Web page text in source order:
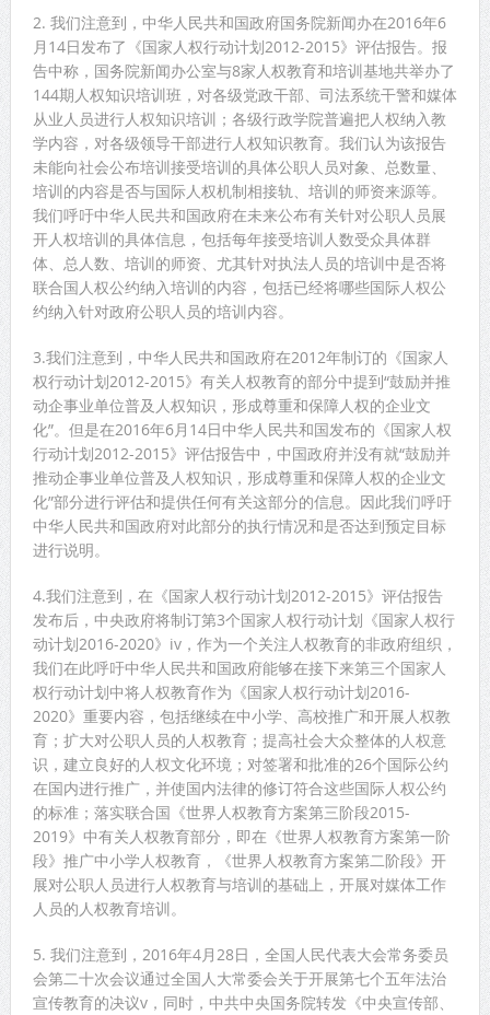
2. 我们注意到，中华人民共和国政府国务院新闻办在2016年6
月14日发布了《国家人权行动计划2012-2015》评估报告。报
告中称，国务院新闻办公室与8家人权教育和培训基地共举办了
144期人权知识培训班，对各级党政干部、司法系统干警和媒体
从业人员进行人权知识培训；各级行政学院普遍把人权纳入教
学内容，对各级领导干部进行人权知识教育。我们认为该报告
未能向社会公布培训接受培训的具体公职人员对象、总数量、
培训的内容是否与国际人权机制相接轨、培训的师资来源等。
我们呼吁中华人民共和国政府在未来公布有关针对公职人员展
开人权培训的具体信息，包括每年接受培训人数受众具体群
体、总人数、培训的师资、尤其针对执法人员的培训中是否将
联合国人权公约纳入培训的内容，包括已经将哪些国际人权公
约纳入针对政府公职人员的培训内容。
3.我们注意到，中华人民共和国政府在2012年制订的《国家人
权行动计划2012-2015》有关人权教育的部分中提到“鼓励并推
动企事业单位普及人权知识，形成尊重和保障人权的企业文
化”。但是在2016年6月14日中华人民共和国发布的《国家人权
行动计划2012-2015》评估报告中，中国政府并没有就“鼓励并
推动企事业单位普及人权知识，形成尊重和保障人权的企业文
化”部分进行评估和提供任何有关这部分的信息。因此我们呼吁
中华人民共和国政府对此部分的执行情况和是否达到预定目标
进行说明。
4.我们注意到，在《国家人权行动计划2012-2015》评估报告
发布后，中央政府将制订第3个国家人权行动计划《国家人权行
动计划2016-2020》iv，作为一个关注人权教育的非政府组织，
我们在此呼吁中华人民共和国政府能够在接下来第三个国家人
权行动计划中将人权教育作为《国家人权行动计划2016-
2020》重要内容，包括继续在中小学、高校推广和开展人权教
育；扩大对公职人员的人权教育；提高社会大众整体的人权意
识，建立良好的人权文化环境；对签署和批准的26个国际公约
在国内进行推广，并使国内法律的修订符合这些国际人权公约
的标准；落实联合国《世界人权教育方案第三阶段2015-
2019》中有关人权教育部分，即在《世界人权教育方案第一阶
段》推广中小学人权教育，《世界人权教育方案第二阶段》开
展对公职人员进行人权教育与培训的基础上，开展对媒体工作
人员的人权教育培训。
5. 我们注意到，2016年4月28日，全国人民代表大会常务委员
会第二十次会议通过全国人大常委会关于开展第七个五年法治
宣传教育的决议v，同时，中共中央国务院转发《中央宣传部、